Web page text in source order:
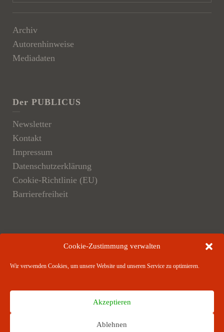
Cookie-Zustimmung verwalten
Wir verwenden Cookies, um unsere Website und unseren Service zu optimieren.
Akzeptieren
Ablehnen
Archiv
Autorenhinweise
Mediadaten
Der PUBLICUS
Newsletter
Kontakt
Impressum
Datenschutzerklärung
Cookie-Richtlinie (EU)
Barrierefreiheit